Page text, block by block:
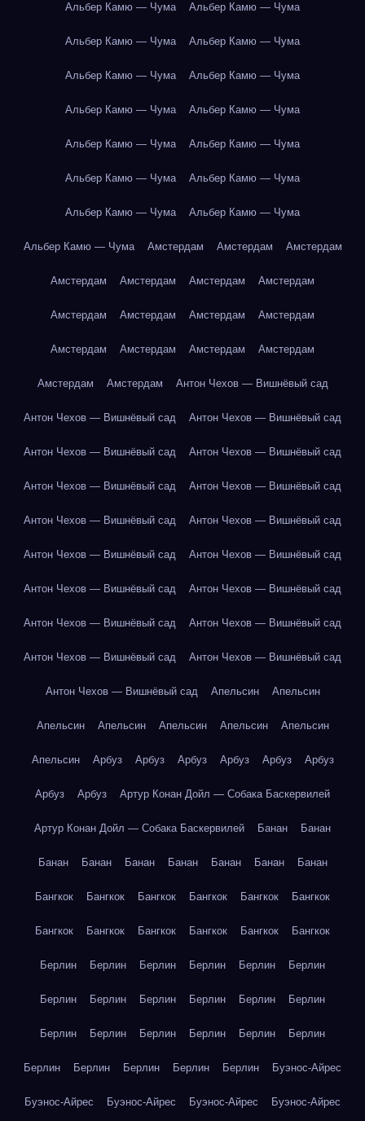
Альбер Камю — Чума Альбер Камю — Чума
Альбер Камю — Чума Альбер Камю — Чума
Альбер Камю — Чума Альбер Камю — Чума
Альбер Камю — Чума Альбер Камю — Чума
Альбер Камю — Чума Альбер Камю — Чума
Альбер Камю — Чума Альбер Камю — Чума
Альбер Камю — Чума Альбер Камю — Чума
Альбер Камю — Чума Амстердам Амстердам Амстердам
Амстердам Амстердам Амстердам Амстердам
Амстердам Амстердам Амстердам Амстердам
Амстердам Амстердам Амстердам Амстердам
Амстердам Амстердам Антон Чехов — Вишнёвый сад
Антон Чехов — Вишнёвый сад Антон Чехов — Вишнёвый сад
Антон Чехов — Вишнёвый сад Антон Чехов — Вишнёвый сад
Антон Чехов — Вишнёвый сад Антон Чехов — Вишнёвый сад
Антон Чехов — Вишнёвый сад Антон Чехов — Вишнёвый сад
Антон Чехов — Вишнёвый сад Антон Чехов — Вишнёвый сад
Антон Чехов — Вишнёвый сад Антон Чехов — Вишнёвый сад
Антон Чехов — Вишнёвый сад Антон Чехов — Вишнёвый сад
Антон Чехов — Вишнёвый сад Антон Чехов — Вишнёвый сад
Антон Чехов — Вишнёвый сад Апельсин Апельсин
Апельсин Апельсин Апельсин Апельсин Апельсин
Апельсин Арбуз Арбуз Арбуз Арбуз Арбуз Арбуз
Арбуз Арбуз Артур Конан Дойл — Собака Баскервилей
Артур Конан Дойл — Собака Баскервилей Банан Банан
Банан Банан Банан Банан Банан Банан Банан
Бангкок Бангкок Бангкок Бангкок Бангкок Бангкок
Бангкок Бангкок Бангкок Бангкок Бангкок Бангкок
Берлин Берлин Берлин Берлин Берлин Берлин
Берлин Берлин Берлин Берлин Берлин Берлин
Берлин Берлин Берлин Берлин Берлин Берлин
Берлин Берлин Берлин Берлин Берлин Буэнос-Айрес
Буэнос-Айрес Буэнос-Айрес Буэнос-Айрес Буэнос-Айрес